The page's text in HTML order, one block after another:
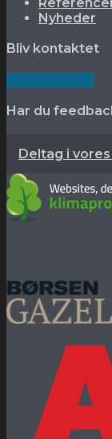
Nyheder
Bliv kontaktet
Har du
Deltag i